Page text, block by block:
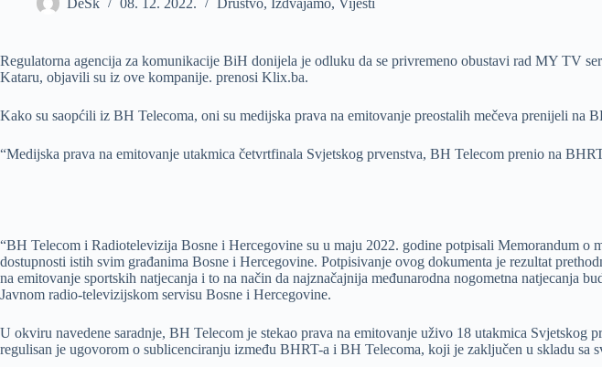
DeSk 08. 12. 2022. Društvo, Izdvajamo, Vijesti
Regulatorna agencija za komunikacije BiH donijela je odluku da se privremeno obustavi rad MY TV
Kataru, objavili su iz ove kompanije. prenosi Klix.ba.
Kako su saopćili iz BH Telecoma, oni su medijska prava na emitovanje preostalih mečeva prenijeli na
“Medijska prava na emitovanje utakmica četvrtfinala Svjetskog prvenstva, BH Telecom prenio na
“BH Telecom i Radiotelevizija Bosne i Hercegovine su u maju 2022. godine potpisali Memorandum
dostupnosti istih svim građanima Bosne i Hercegovine. Potpisivanje ovog dokumenta je rezultat
na emitovanje sportskih natjecanja i to na način da najznačajnija međunarodna nogometna natjecanja
Javnom radio-televizijskom servisu Bosne i Hercegovine.
U okviru navedene saradnje, BH Telecom je stekao prava na emitovanje uživo 18 utakmica Svjetskog
regulisan je ugovorom o sublicenciranju između BHRT-a i BH Telecoma, koji je zaključen u skladu